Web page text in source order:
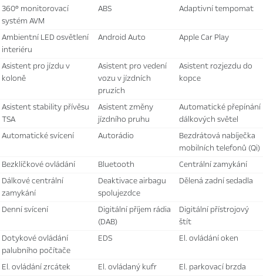
360° monitorovací
systém AVM
ABS adaptivní tempomat
ambientní LED osvětlení
interiéru
Android Auto Apple Car Play
asistent pro jízdu v
koloně
asistent pro vedení
vozu v jízdních
pruzích
asistent rozjezdu do
kopce
asistent stability přívěsu
TSA
asistent změny
jízdního pruhu
automatické přepínání
dálkových světel
automatické svícení
autorádio
bezdrátová nabíječka
mobilních telefonů (Qi)
bezklíčkové ovládání
bluetooth
centrální zamykání
dálkové centrální
zamykání
deaktivace airbagu
spolujezdce
dělená zadní sedadla
denní svícení
digitální příjem rádia
(DAB)
digitální přístrojový
štít
dotykové ovládání
palubního počítače
EDS el. ovládání oken
el. ovládání zrcátek el. ovládaný kufr
el. parkovací brzda